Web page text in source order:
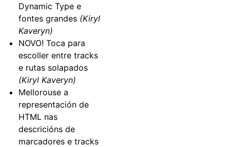
Dynamic Type e
fontes grandes (Kiryl
Kaveryn)
NOVO! Toca para
escoller entre tracks
e rutas solapados
(Kiryl Kaveryn)
Mellorouse a
representación de
HTML nas
descricións de
marcadores e tracks